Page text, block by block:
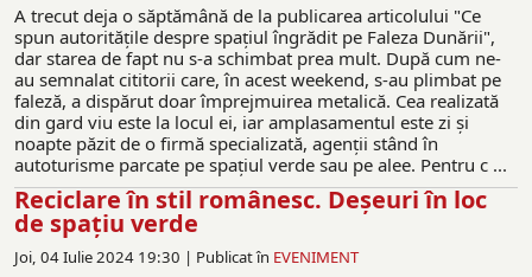
A trecut deja o săptămână de la publicarea articolului "Ce
spun autorităţile despre spaţiul îngrădit pe Faleza Dunării",
dar starea de fapt nu s-a schimbat prea mult. După cum ne-
au semnalat cititorii care, în acest weekend, s-au plimbat pe
faleză, a dispărut doar împrejmuirea metalică. Cea realizată
din gard viu este la locul ei, iar amplasamentul este zi şi
noapte păzit de o firmă specializată, agenţii stând în
autoturisme parcate pe spaţiul verde sau pe alee. Pentru c ...
Reciclare în stil românesc. Deșeuri în loc
de spațiu verde
Joi, 04 Iulie 2024 19:30 | Publicat în EVENIMENT